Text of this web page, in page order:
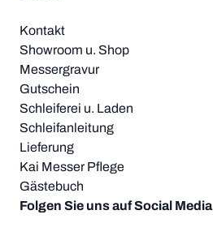
Kontakt
Showroom u. Shop
Messergravur
Gutschein
Schleiferei u. Laden
Schleifanleitung
Lieferung
Kai Messer Pflege
Gästebuch
Folgen Sie uns auf Social Media